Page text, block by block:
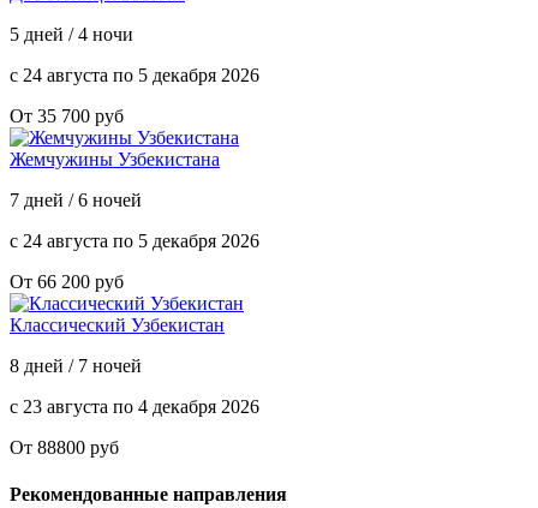
5 дней / 4 ночи
с 24 августа по 5 декабря 2026
От 35 700 руб
Жемчужины Узбекистана
7 дней / 6 ночей
с 24 августа по 5 декабря 2026
От 66 200 руб
Классический Узбекистан
8 дней / 7 ночей
с 23 августа по 4 декабря 2026
От 88800 руб
Рекомендованные направления